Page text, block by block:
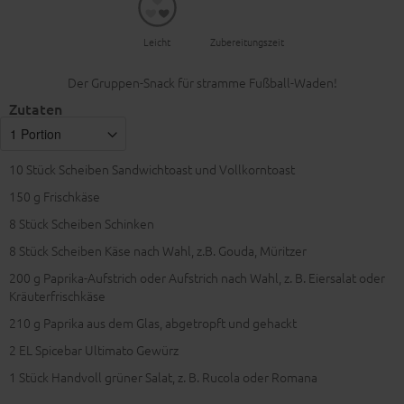
Leicht Zubereitungszeit
Der Gruppen-Snack für stramme Fußball-Waden!
Zutaten
10 Stück Scheiben Sandwichtoast und Vollkorntoast
150 g Frischkäse
8 Stück Scheiben Schinken
8 Stück Scheiben Käse nach Wahl, z.B. Gouda, Müritzer
200 g Paprika-Aufstrich oder Aufstrich nach Wahl, z. B. Eiersalat oder
Kräuterfrischkäse
210 g Paprika aus dem Glas, abgetropft und gehackt
2 EL Spicebar Ultimato Gewürz
1 Stück Handvoll grüner Salat, z. B. Rucola oder Romana